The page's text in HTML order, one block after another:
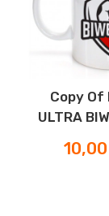
Copy Of
ULTRA
Preis